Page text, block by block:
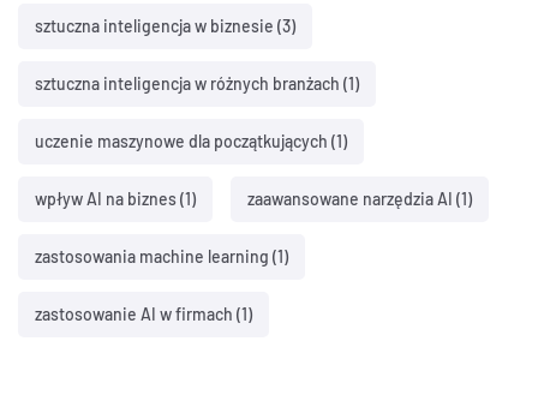
sztuczna inteligencja w biznesie (3)
sztuczna inteligencja w różnych branżach (1)
uczenie maszynowe dla początkujących (1)
wpływ AI na biznes(1) zaawansowane narzędzia AI (1)
zastosowania machine learning (1)
zastosowanie AI w firmach (1)